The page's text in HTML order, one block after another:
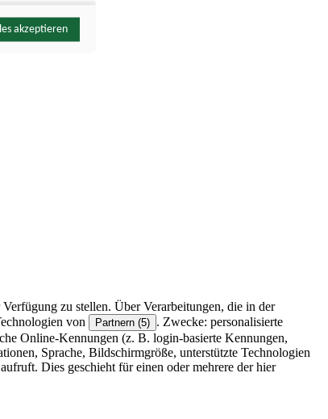
zu stellen. Über Verarbeitungen, die in der
von Partnern (5) . Zwecke: personalisierte
Online-Kennungen (z. B. login-basierte Kennungen,
Sprache, Bildschirmgröße, unterstützte Technologien
Dies geschieht für einen oder mehrere der hier
akzeptieren